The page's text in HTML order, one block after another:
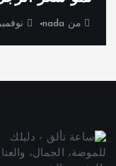
من nada نوفمبر 18, 2025